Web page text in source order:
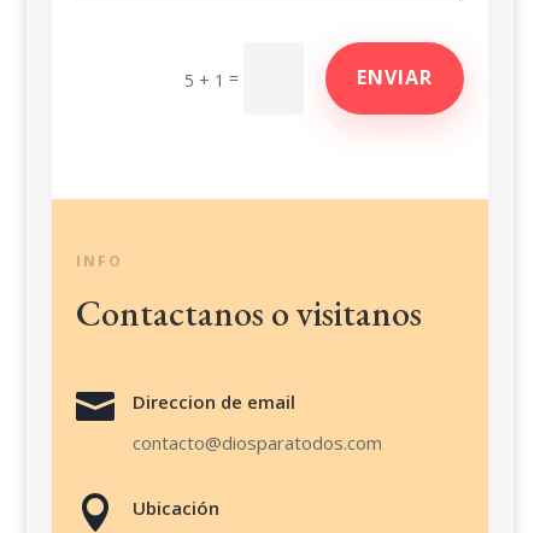
5 + 1 = ENVIAR
INFO
Contactanos o visitanos

Direccion de email
contacto@diosparatodos.com

Ubicación